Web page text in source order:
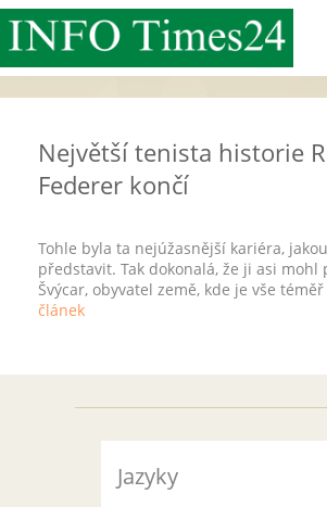
Největší tenista historie
Federer končí
Tohle byla ta nejúžasnější kariéra,
představit. Tak dokonalá, že ji asi mohl
Švýcar, obyvatel země, kde je vše
článek
Jazyky